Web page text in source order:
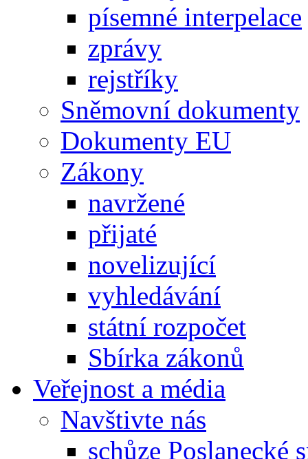
písemné interpelace
zprávy
rejstříky
Sněmovní dokumenty
Dokumenty EU
Zákony
navržené
přijaté
novelizující
vyhledávání
státní rozpočet
Sbírka zákonů
Veřejnost a média
Navštivte nás
schůze Poslanecké